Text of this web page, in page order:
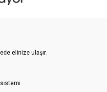
elinize ulaşır.